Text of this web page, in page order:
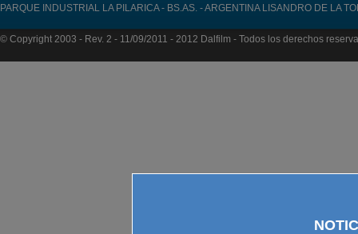
PARQUE INDUSTRIAL LA PILARICA - BS.AS. - ARGENTINA LISANDRO DE LA
© Copyright 2003 - Rev. 2 - 11/09/2011 - 2012 Dalfilm - Todos los derechos